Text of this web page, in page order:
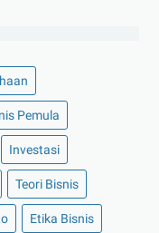
Pemula
Investasi
Teori Bisnis
Etika Bisnis